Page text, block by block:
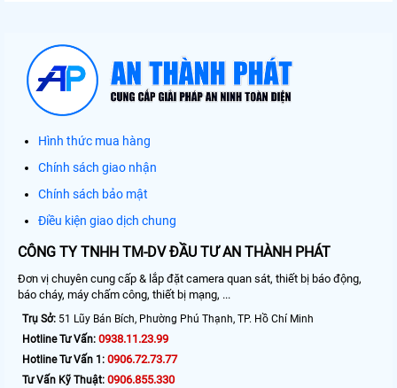
Hình thức mua hàng
Chính sách giao nhận
Chính sách bảo mật
Điều kiện giao dịch chung
CÔNG TY TNHH TM-DV ĐẦU TƯ AN THÀNH PHÁT
Đơn vị chuyên cung cấp & lắp đặt camera quan sát, thiết bị báo động,
báo cháy, máy chấm công, thiết bị mạng, ...
Trụ Sở: 51 Lũy Bán Bích, Phường Phú Thạnh, TP. Hồ Chí Minh
Hotline Tư Vấn: 0938.11.23.99
Hotline Tư Vấn 1: 0906.72.73.77
Tư Vấn Kỹ Thuật: 0906.855.330